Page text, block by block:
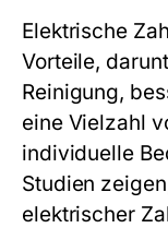
Elektrische
Vorteile,
Reinigung,
eine Vielzahl
individuelle
Studien
elektrischer